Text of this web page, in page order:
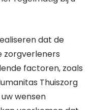
dat de
zorgverleners
factoren, zoals
Thuiszorg
wensen